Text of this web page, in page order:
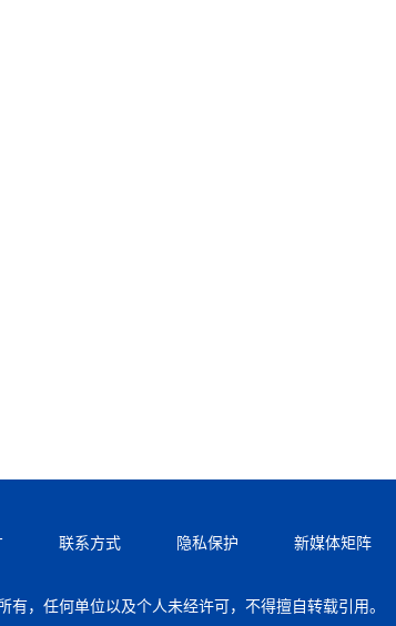
联系方式 隐私保护 新媒体矩阵
有，任何单位以及个人未经许可，不得擅自转载引用。